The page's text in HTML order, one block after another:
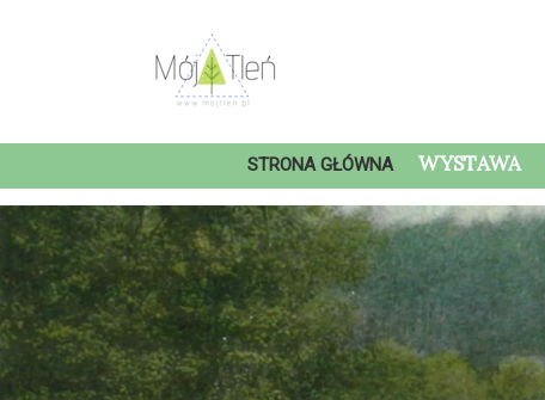
STRONA GŁÓWNA WYSTAWA